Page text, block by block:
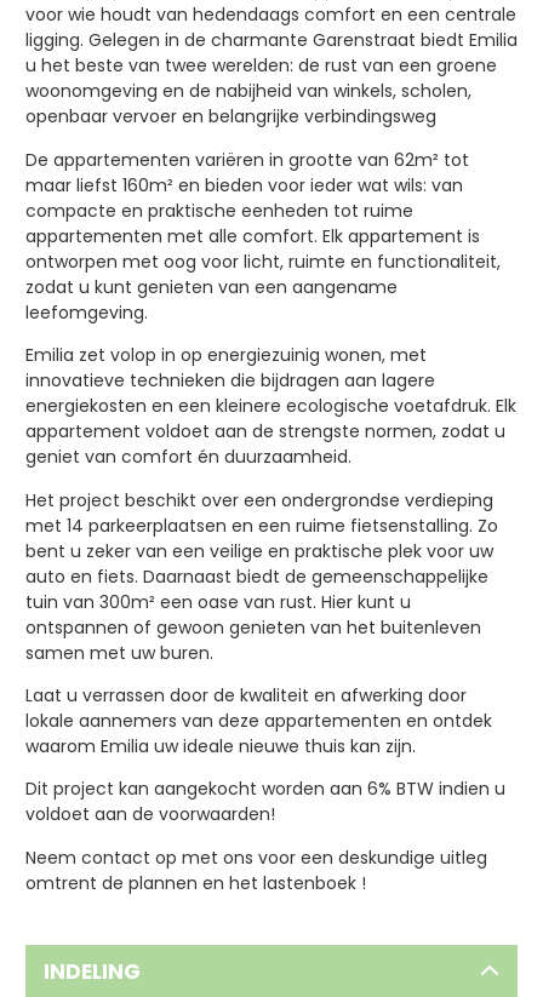
voor wie houdt van hedendaags comfort en een centrale
ligging. Gelegen in de charmante Garenstraat biedt Emilia
u het beste van twee werelden: de rust van een groene
woonomgeving en de nabijheid van winkels, scholen,
openbaar vervoer en belangrijke verbindingsweg
De appartementen variëren in grootte van 62m² tot
maar liefst 160m² en bieden voor ieder wat wils: van
compacte en praktische eenheden tot ruime
appartementen met alle comfort. Elk appartement is
ontworpen met oog voor licht, ruimte en functionaliteit,
zodat u kunt genieten van een aangename
leefomgeving.
Emilia zet volop in op energiezuinig wonen, met
innovatieve technieken die bijdragen aan lagere
energiekosten en een kleinere ecologische voetafdruk. Elk
appartement voldoet aan de strengste normen, zodat u
geniet van comfort én duurzaamheid.
Het project beschikt over een ondergrondse verdieping
met 14 parkeerplaatsen en een ruime fietsenstalling. Zo
bent u zeker van een veilige en praktische plek voor uw
auto en fiets. Daarnaast biedt de gemeenschappelijke
tuin van 300m² een oase van rust. Hier kunt u
ontspannen of gewoon genieten van het buitenleven
samen met uw buren.
Laat u verrassen door de kwaliteit en afwerking door
lokale aannemers van deze appartementen en ontdek
waarom Emilia uw ideale nieuwe thuis kan zijn.
Dit project kan aangekocht worden aan 6% BTW indien u
voldoet aan de voorwaarden!
Neem contact op met ons voor een deskundige uitleg
omtrent de plannen en het lastenboek !
INDELING